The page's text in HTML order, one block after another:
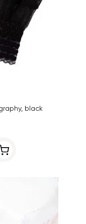
black